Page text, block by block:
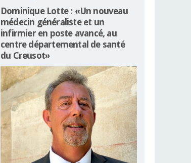
Dominique Lotte : «Un nouveau
médecin généraliste et un
infirmier en poste avancé, au
centre départemental de santé
du Creusot»